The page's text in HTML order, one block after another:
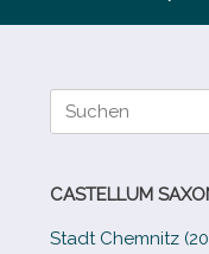
Suche
nach:
CASTELLUM
Stadt Chemnitz